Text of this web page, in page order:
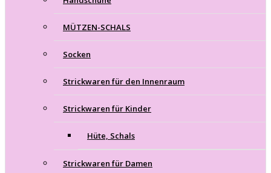
MÜTZEN-SCHALS
Socken
Strickwaren für den Innenraum
Strickwaren für Kinder
Hüte, Schals
Strickwaren für Damen